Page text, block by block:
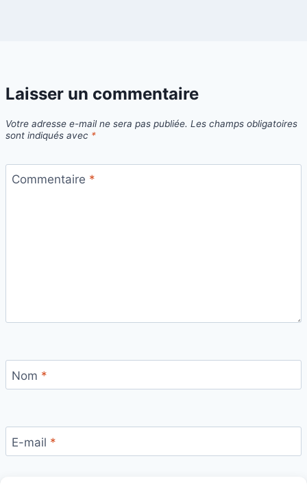
Laisser un commentaire
Votre adresse e-mail ne sera pas publiée. Les champs obligatoires
sont indiqués avec *
Commentaire *
Nom *
E-mail *